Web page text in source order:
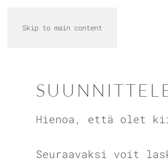
Skip to main content
Hienoa, että olet
Seuraavaksi voit